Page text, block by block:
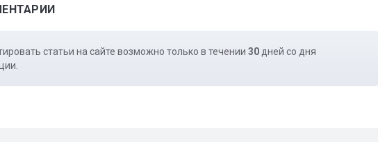
статьи на сайте возможно только в течении 30дней со дня